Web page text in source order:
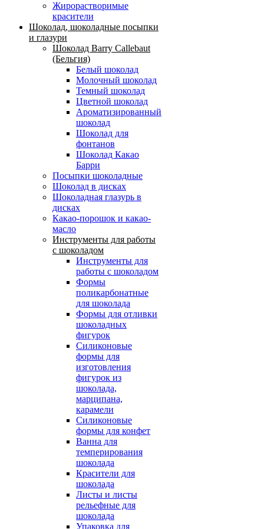
Жирорастворимые
красители
Шоколад, шоколадные посыпки
и глазури
Шоколад Barry Callebaut
(Бельгия)
Белый шоколад
Молочный шоколад
Темный шоколад
Цветной шоколад
Ароматизированный
шоколад
Шоколад для
фонтанов
Шоколад Какао
Барри
Посыпки шоколадные
Шоколад в дисках
Шоколадная глазурь в
дисках
Какао-порошок и какао-
масло
Инструменты для работы
с шоколадом
Инструменты для
работы с шоколадом
Формы
поликарбонатные
для шоколада
Формы для отливки
шоколадных
фигурок
Силиконовые
формы для
изготовления
фигурок из
шоколада,
марципана,
карамели
Силиконовые
формы для конфет
Ванна для
темперирования
шоколада
Красители для
шоколада
Листы и листы
рельефные для
шоколада
Упаковка для